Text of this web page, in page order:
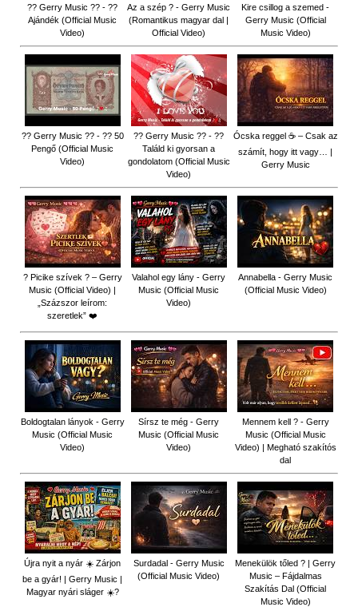
?? Gerry Music ?? - ??
Ajándék (Official Music
Video)
Az a szép ? - Gerry Music
(Romantikus magyar dal |
Official Video)
Kire csillog a szemed -
Gerry Music (Official
Music Video)
?? Gerry Music ?? - ?? 50
Pengő (Official Music
Video)
?? Gerry Music ?? - ??
Találd ki gyorsan a
gondolatom (Official Music
Video)
Ócska reggel ☕ – Csak az
számít, hogy itt vagy… |
Gerry Music
? Picike szívek ? – Gerry
Music (Official Video) |
„Százszor leírom:
szeretlek” ❤️
Valahol egy lány - Gerry
Music (Official Music
Video)
Annabella - Gerry Music
(Official Music Video)
Boldogtalan lányok - Gerry
Music (Official Music
Video)
Sírsz te még - Gerry
Music (Official Music
Video)
Mennem kell ? - Gerry
Music (Official Music
Video) | Megható szakítós
dal
Újra nyit a nyár ☀️ Zárjon
be a gyár! | Gerry Music |
Magyar nyári sláger ☀️?
Surdadal - Gerry Music
(Official Music Video)
Menekülök tőled ? | Gerry
Music – Fájdalmas
Szakítás Dal (Official
Music Video)